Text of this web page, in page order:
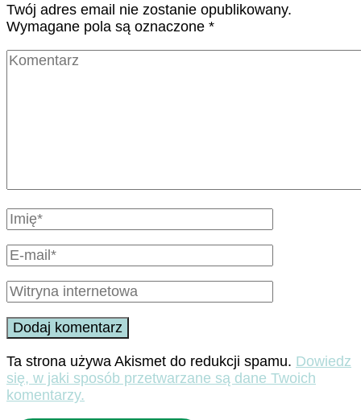
Twój adres email nie zostanie opublikowany.
Wymagane pola są oznaczone *
Ta strona używa Akismet do redukcji spamu. Dowiedz
się, w jaki sposób przetwarzane są dane Twoich
komentarzy.